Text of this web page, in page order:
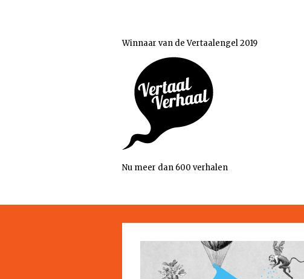
Winnaar van de Vertaalengel 2019
Nu meer dan 600 verhalen